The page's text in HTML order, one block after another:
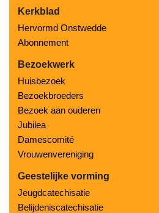
Kerkblad
Hervormd Onstwedde
Abonnement
Bezoekwerk
Huisbezoek
Bezoekbroeders
Bezoek aan ouderen
Jubilea
Damescomité
Vrouwenvereniging
Geestelijke vorming
Jeugdcatechisatie
Belijdeniscatechisatie